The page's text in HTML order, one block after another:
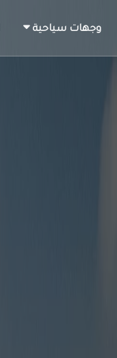
وجهات سياحية